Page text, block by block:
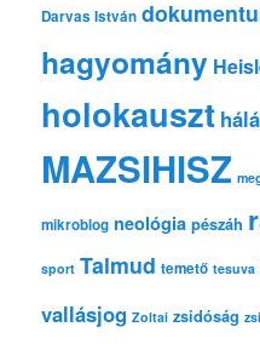
Darvas István
hagyomány
holokauszt
MAZSIHISZ
mikroblog neológia pészáh
sport Talmud temető tesuva
vallásjog Zoltai zsidóság